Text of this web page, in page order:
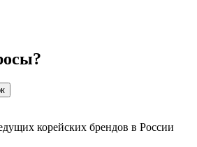
корейских брендов в России